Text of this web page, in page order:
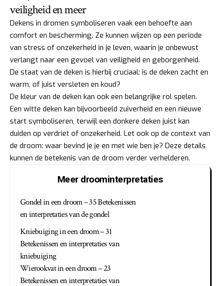
veiligheid en meer
Dekens in dromen symboliseren vaak een behoefte aan
comfort en bescherming. Ze kunnen wijzen op een periode
van stress of onzekerheid in je leven, waarin je onbewust
verlangt naar een gevoel van veiligheid en geborgenheid.
De staat van de deken is hierbij cruciaal: is de deken zacht en
warm, of juist versleten en koud?
De kleur van de deken kan ook een belangrijke rol spelen.
Een witte deken kan bijvoorbeeld zuiverheid en een nieuwe
start symboliseren, terwijl een donkere deken juist kan
duiden op verdriet of onzekerheid. Let ook op de context van
de droom: waar bevind je je en met wie ben je? Deze details
kunnen de betekenis van de droom verder verhelderen.
Meer droominterpretaties
Gondel in een droom – 35 Betekenissen
en interpretaties van de gondel
Kniebuiging in een droom – 31
Betekenissen en interpretaties van
kniebuiging
Wierookvat in een droom – 23
Betekenissen en interpretaties van